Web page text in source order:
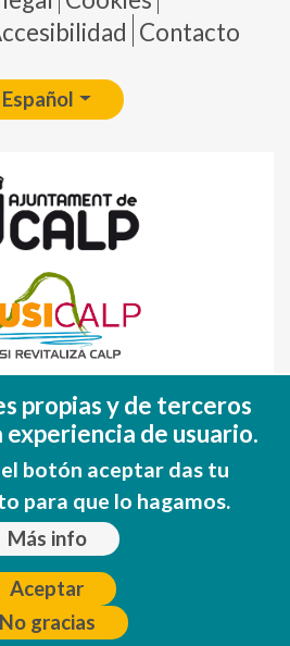
Contacto
Español
hacer EUROPA
propias y de terceros
de usuario.
botón aceptar das tu
para que lo hagamos.
Más info
Aceptar
No gracias